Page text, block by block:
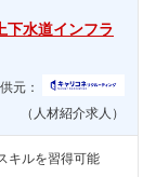
下水道インフラ
元：
（人材紹介求人）
キルを習得可能